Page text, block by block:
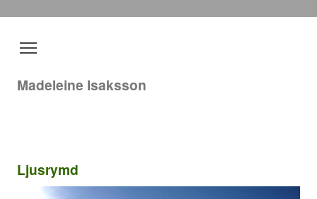
Madeleine Isaksson
Ljusrymd